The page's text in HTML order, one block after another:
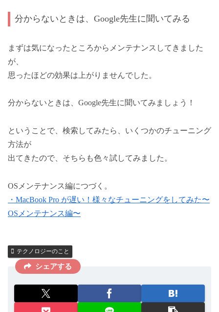
分からないときは、Google先生に聞いてみる
まずは気になったところからメンテナンスしてきました
が、
思ったほどの効果は上がりませんでした。
分からないときは、Google先生に聞いてみましょう！
ということで、検索してみたら、いくつかのチューニング
方法が
出てきたので、そちらも色々試してみました。
OSメンテナンス編につづく。
・MacBook Pro が遅い！様々なチューニングをしてみた〜
OSメンテナンス編〜
テクノロジーのこと
シェアする